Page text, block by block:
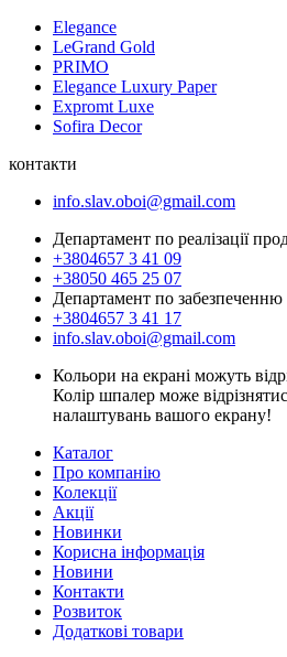
Elegance
LeGrand Gold
PRIMO
Elegance Luxury Paper
Expromt Luxe
Sofira Decor
контакти
info.slav.oboi@gmail.com
Департамент по реалізації
+3804657 3 41 09
+38050 465 25 07
Департамент по забезпеченню
+3804657 3 41 17
info.slav.oboi@gmail.com
Кольори на екрані можуть
Колір шпалер може
налаштувань вашого екрану!
Каталог
Про компанію
Колекції
Акції
Новинки
Корисна інформація
Новини
Контакти
Розвиток
Додаткові товари